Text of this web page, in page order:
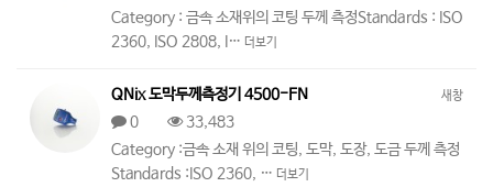
Category : 금속 소재위의 코팅 두께 측정Standards : ISO
2360, ISO 2808, I… 더보기
새창
QNix 도막두께측정기 4500-FN
0
33,483
Category :금속 소재 위의 코팅, 도막, 도장, 도금 두께 측정
Standards :ISO 2360, … 더보기